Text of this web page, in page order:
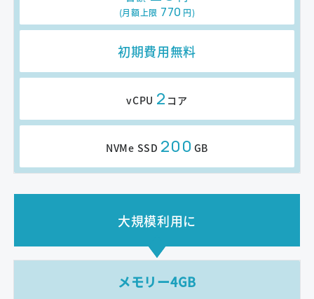
(月額上限 770 円)
初期費用無料
vCPU 2 コア
NVMe SSD 200 GB
大規模利用に
メモリー4GB